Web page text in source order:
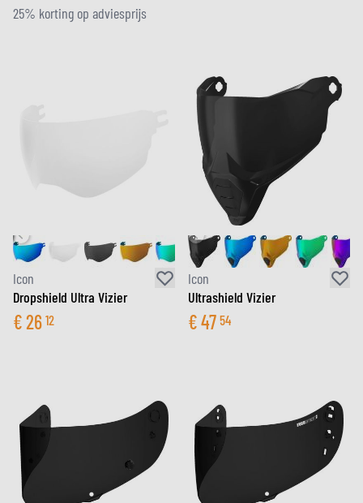
25% korting op adviesprijs
Icon
Dropshield Ultra Vizier
€26 12
Icon
Ultrashield Vizier
€47 54